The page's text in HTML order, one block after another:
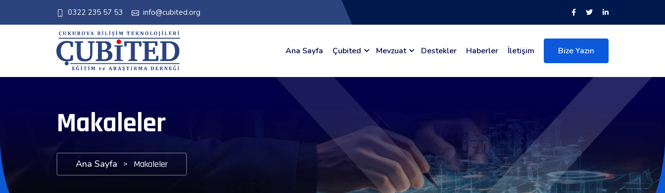
0322 235 57 53 info@cubited.org
Ana Sayfa Çubited Mevzuat Destekler Haberler İletişim Bize Yazın
Makaleler
Ana Sayfa > Makaleler